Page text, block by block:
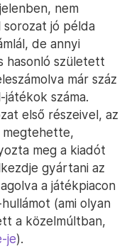
nem
sorozat jó példa
de annyi
hasonló született
már száz
száma.
első részeivel, az
meg a kiadót
gyártani az
a játékpiacon
(ami olyan
a közelmúltban,
je).